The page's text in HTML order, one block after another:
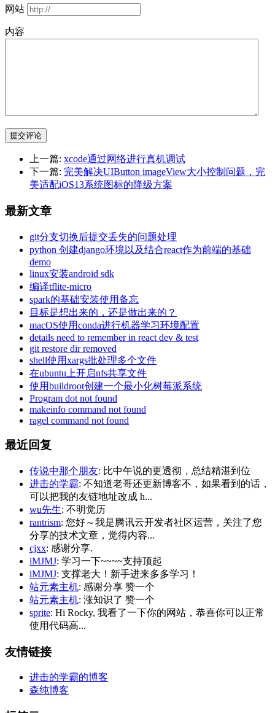
网站
内容
提交评论
上一篇: xcode通过网络进行真机调试
下一篇: 完美解决UIButton imageView大小控制问题，完
美适配iOS13系统图标的降级方案
最新文章
git分支切换后提交丢失的问题处理
python 创建django环境以及结合react作为前端的基础
demo
linux安装android sdk
编译tflite-micro
spark的基础安装使用备忘
目标是想出来的，还是做出来的？
macOS使用conda进行机器学习环境配置
details need to remember in react dev & test
git restore dir removed
shell使用xargs批处理多个文件
在ubuntu上开启nfs共享文件
使用buildroot创建一个最小化树莓派系统
Program dot not found
makeinfo command not found
ragel command not found
最近回复
传说中那个朋友: 比中午说的更透彻，总结精湛到位
进击的学霸: 不知道老哥还更新博客不，如果看到的话，
可以把我的友链地址改成 h...
wu先生: 不明觉历
rantrism: 您好～我是腾讯云开发者社区运营，关注了您
分享的技术文章，觉得内容...
cjxx: 感谢分享.
iMJMJ: 学习一下~~~~支持顶起
iMJMJ: 支撑老大！新手进来多多学习！
站元素主机: 感谢分享 赞一个
站元素主机: 涨知识了 赞一个
sprite: Hi Rocky, 我看了一下你的网站，恭喜你可以正常
使用代码高...
友情链接
进击的学霸的博客
森纯博客